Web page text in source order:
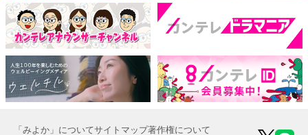
「みよか」についてサイトマップ著作権について